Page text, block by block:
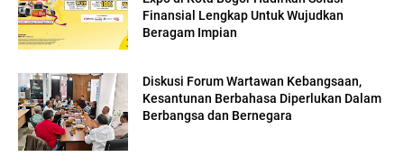
Finansial Lengkap Untuk Wujudkan
Beragam Impian
Diskusi Forum Wartawan Kebangsaan,
Kesantunan Berbahasa Diperlukan Dalam
Berbangsa dan Bernegara